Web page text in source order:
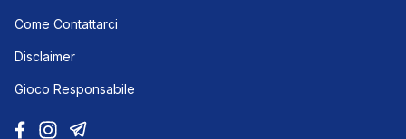
Come Contattarci
Disclaimer
Gioco Responsabile